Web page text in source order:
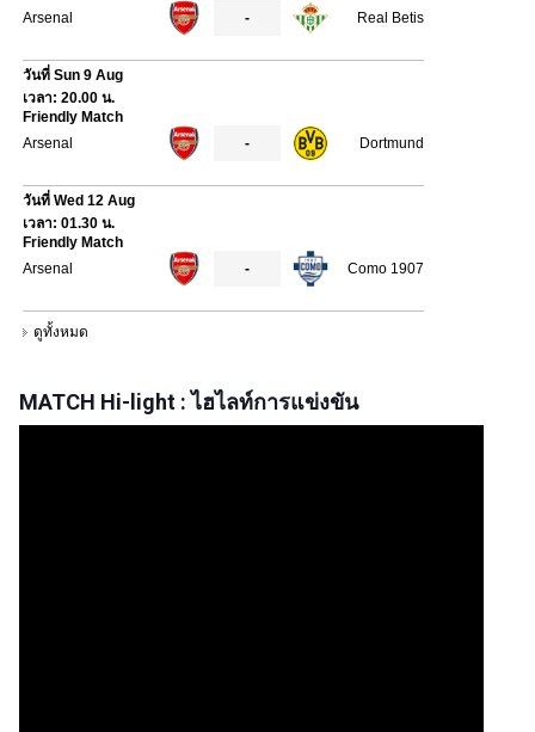
MATCH Hi-light : ไฮไลท์การแข่งขัน